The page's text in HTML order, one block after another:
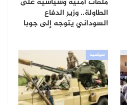
الطاولة.. وزير الدفاع
السوداني يتوجه إلى جوبا
سياسية